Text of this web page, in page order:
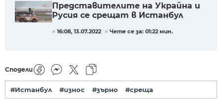
Представителите на Украйна и
Русия се срещат в Истанбул
16:08, 13.07.2022 Чете се за: 01:22 мин.
Сподели
#Истанбул #износ #зърно #среща